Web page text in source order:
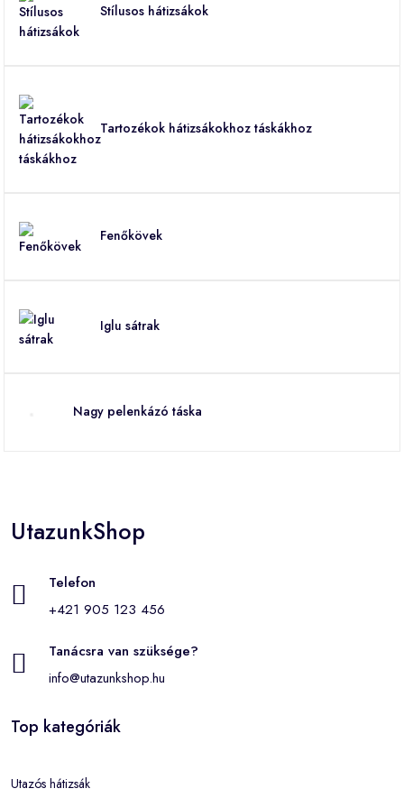
Stílusos hátizsákok
Tartozékok hátizsákokhoz táskákhoz
Fenőkövek
Iglu sátrak
Nagy pelenkázó táska
UtazunkShop
Telefon
+421 905 123 456
Tanácsra van szüksége?
info@utazunkshop.hu
Top kategóriák
Utazós hátizsák